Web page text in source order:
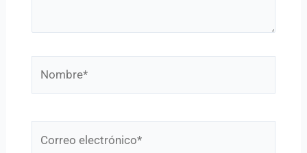
electrónico*